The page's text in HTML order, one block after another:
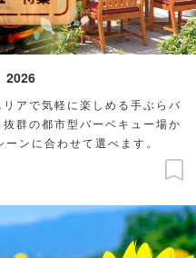
2026
アで気軽に楽しめる手ぶらバ
群の都市型バーベキュー場か
ンに合わせて選べます。